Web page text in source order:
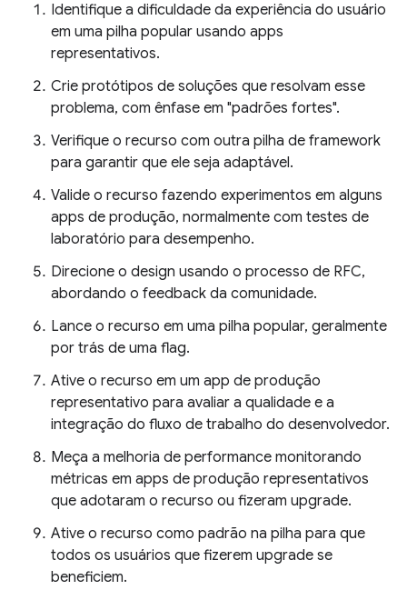
Identifique a dificuldade da experiência do usuário
em uma pilha popular usando apps
representativos.
Crie protótipos de soluções que resolvam esse
problema, com ênfase em "padrões fortes".
Verifique o recurso com outra pilha de framework
para garantir que ele seja adaptável.
Valide o recurso fazendo experimentos em alguns
apps de produção, normalmente com testes de
laboratório para desempenho.
Direcione o design usando o processo de RFC,
abordando o feedback da comunidade.
Lance o recurso em uma pilha popular, geralmente
por trás de uma flag.
Ative o recurso em um app de produção
representativo para avaliar a qualidade e a
integração do fluxo de trabalho do desenvolvedor.
Meça a melhoria de performance monitorando
métricas em apps de produção representativos
que adotaram o recurso ou fizeram upgrade.
Ative o recurso como padrão na pilha para que
todos os usuários que fizerem upgrade se
beneficiem.